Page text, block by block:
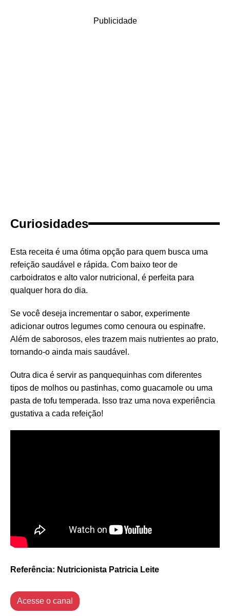
Publicidade
Curiosidades
Esta receita é uma ótima opção para quem busca uma
refeição saudável e rápida. Com baixo teor de
carboidratos e alto valor nutricional, é perfeita para
qualquer hora do dia.
Se você deseja incrementar o sabor, experimente
adicionar outros legumes como cenoura ou espinafre.
Além de saborosos, eles trazem mais nutrientes ao prato,
tornando-o ainda mais saudável.
Outra dica é servir as panquequinhas com diferentes
tipos de molhos ou pastinhas, como guacamole ou uma
pasta de tofu temperada. Isso traz uma nova experiência
gustativa a cada refeição!
Referência: Nutricionista Patricia Leite
Acesse o canal